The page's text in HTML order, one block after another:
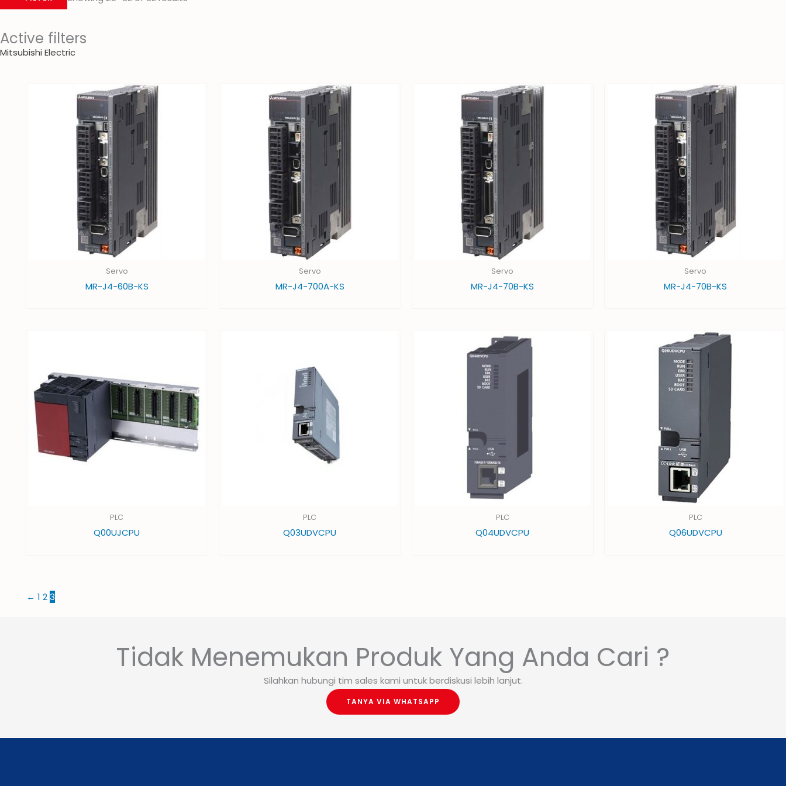
Active filters
Mitsubishi Electric
Servo
MR-J4-60B-KS
Servo
MR-J4-700A-KS
Servo
MR-J4-70B-KS
Servo
MR-J4-70B-KS
PLC
Q00UJCPU
PLC
Q03UDVCPU
PLC
Q04UDVCPU
PLC
Q06UDVCPU
← 1 23
Tidak Menemukan Produk Yang Anda Cari ?
Silahkan hubungi tim sales kami untuk berdiskusi lebih lanjut.
TANYA VIA WHATSAPP